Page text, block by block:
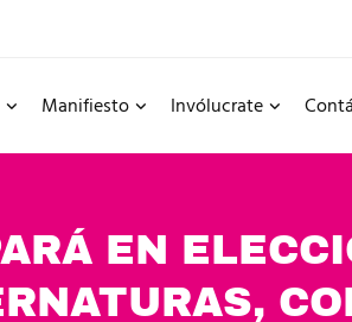
Manifiesto Invólucrate
EN